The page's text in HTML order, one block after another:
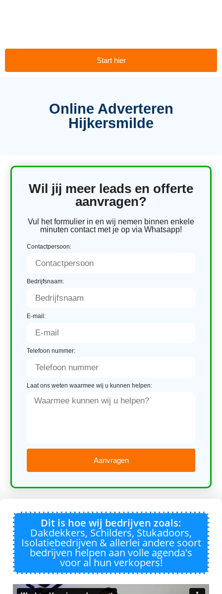
Start hier
Online Adverteren
Hijkersmilde
Dit is hoe wij bedrijven zoals:
Dakdekkers, Schilders, Stukadoors,
Isolatiebedrijven & allerlei andere soort
bedrijven helpen aan volle agenda's
voor al hun verkopers!
Wil jij meer leads en offerte
aanvragen?
Vul het formulier in en wij nemen binnen enkele
minuten contact met je op via Whatsapp!
Contactpersoon:
Bedrijfsnaam:
E-mail:
Telefoon nummer:
Laat ons weten waarmee wij u kunnen helpen:
Aanvragen